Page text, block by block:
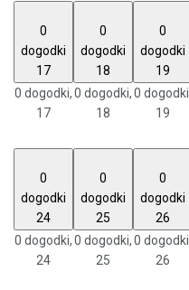
0
dogodki
17
0 dogodki,
17
0
dogodki
18
0 dogodki,
18
0
dogodki
19
0
19
0
dogodki
24
0 dogodki,
24
0
dogodki
25
0 dogodki,
25
0
dogodki
26
0
26